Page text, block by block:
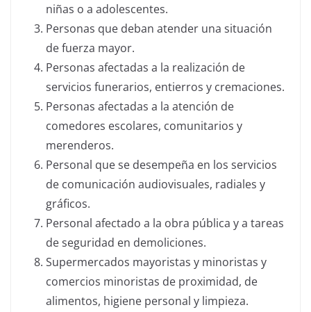
niñas o a adolescentes.
Personas que deban atender una situación
de fuerza mayor.
Personas afectadas a la realización de
servicios funerarios, entierros y cremaciones.
Personas afectadas a la atención de
comedores escolares, comunitarios y
merenderos.
Personal que se desempeña en los servicios
de comunicación audiovisuales, radiales y
gráficos.
Personal afectado a la obra pública y a tareas
de seguridad en demoliciones.
Supermercados mayoristas y minoristas y
comercios minoristas de proximidad, de
alimentos, higiene personal y limpieza.